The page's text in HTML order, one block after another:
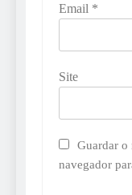
Email *
Site
Guardar o
navegador